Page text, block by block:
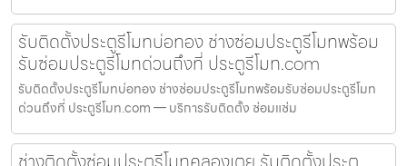
รับติดตั้งประตูรีโมทบ่อทอง ช่างซ่อมประตูรีโมทพร้อม
รับซ่อมประตูรีโมทด่วนถึงที่ ประตูรีโมท.com
รับติดตั้งประตูรีโมทบ่อทอง ช่างซ่อมประตูรีโมทพร้อมรับซ่อมประตูรีโมท
ด่วนถึงที่ ประตูรีโมท.com — บริการรับติดตั้ง ซ่อมแซ่ม